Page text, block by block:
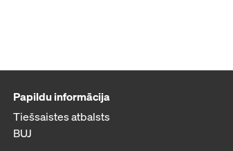
Papildu informācija
Tiešsaistes atbalsts
BUJ